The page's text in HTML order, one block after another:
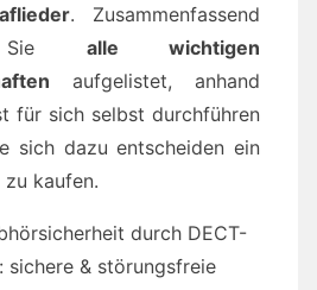
. Zusammenfassend
Sie alle wichtigen
aufgelistet, anhand
für sich selbst durchführen
sich dazu entscheiden ein
kaufen.
durch DECT-
sichere & störungsfreie